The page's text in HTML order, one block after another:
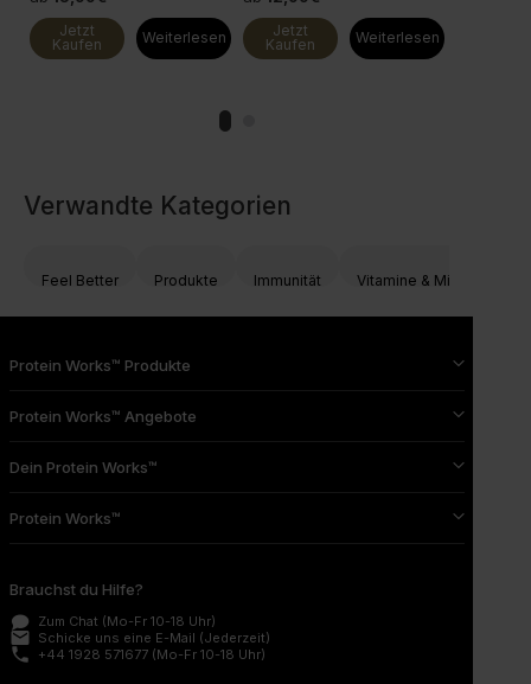
Jetzt
Kaufen
Weiterlesen
Jetzt
Kaufen
Weiterlesen
Verwandte Kategorien
Feel Better Produkte Immunität Vitamine & Mineralien
Protein Works™ Produkte
Protein Works™ Angebote
Dein Protein Works™
Protein Works™
Brauchst du Hilfe?
Zum Chat (Mo-Fr 10-18 Uhr)
email Schicke uns eine E-Mail (Jederzeit)
phone +44 1928 571677 (Mo-Fr 10-18 Uhr)